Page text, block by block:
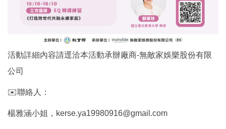
活動詳細內容請逕洽本活動承辦廠商-無敵家娛樂股份有限
公司
✉️聯絡人：
楊雅涵小姐，kerse.ya19980916@gmail.com